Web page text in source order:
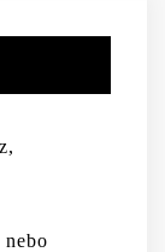
,
nebo